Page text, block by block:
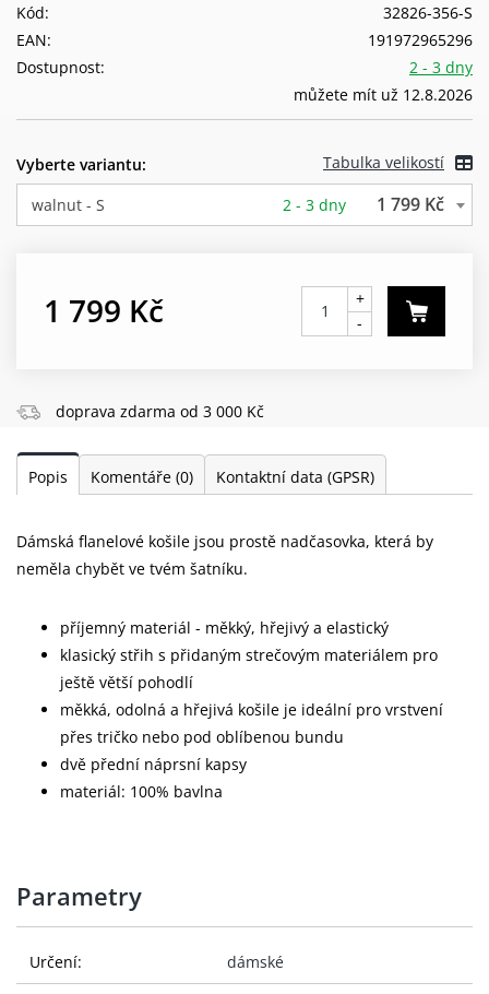
32826-356-S
Kód:
191972965296
EAN:
2 - 3 dny
můžete mít už 12.8.2026
Dostupnost:
Vyberte variantu: Tabulka velikostí
walnut - S 2 - 3 dny 1 799 Kč
1 799 Kč
+
-
doprava zdarma od 3 000 Kč
Popis Komentáře (0) Kontaktní data (GPSR)
Dámská flanelové košile jsou prostě nadčasovka, která by
neměla chybět ve tvém šatníku.
příjemný materiál - měkký, hřejivý a elastický
klasický střih s přidaným strečovým materiálem pro
ještě větší pohodlí
měkká, odolná a hřejivá košile je ideální pro vrstvení
přes tričko nebo pod oblíbenou bundu
dvě přední náprsní kapsy
materiál: 100% bavlna
Parametry
Určení: dámské